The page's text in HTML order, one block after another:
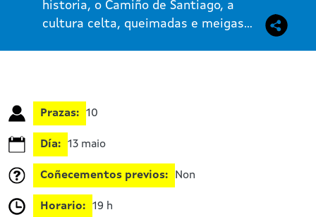
historia, o Camiño de Santiago, a
cultura celta, queimadas e meigas...
Prazas: 10
Día: 13 maio
Coñecementos previos: Non
Horario: 19 h